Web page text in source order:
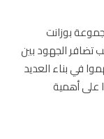
بوزانت
الجهود بين
بناء العديد
أهمية